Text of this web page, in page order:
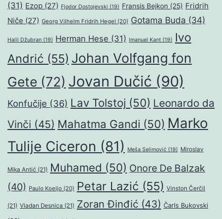
(31) Ezop (27) Fjodor Dostojevski (19) Fransis Bejkon (25) Fridrih
Niče (27) Georg Vilhelm Fridrih Hegel (20) Gotama Buda (34)
Halil Džubran (19) Herman Hese (31) Imanuel Kant (19)
Ivo
Andrić (55) Johan Volfgang fon
Gete (72) Jovan Dučić (90)
Konfučije (36) Lav Tolstoj (50) Leonardo da
Vinči (45) Mahatma Gandi (50) Marko
Tulije Ciceron (81) Meša Selimović (19) Miroslav
Mika Antić (21) Muhamed (50) Onore De Balzak
(40) Paulo Koeljo (20) Petar Lazić (55) Vinston Čerčil
(21) Vladan Desnica (21) Zoran Đinđić (43) Čarls Bukovski